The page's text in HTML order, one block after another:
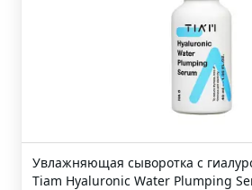
Увлажняющая сыворотка с
Tiam Hyaluronic Water Plumping